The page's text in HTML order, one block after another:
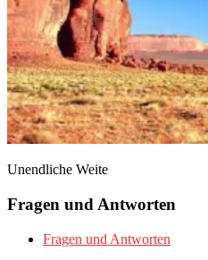
Unendliche Weite
Fragen und Antworten
Fragen und Antworten